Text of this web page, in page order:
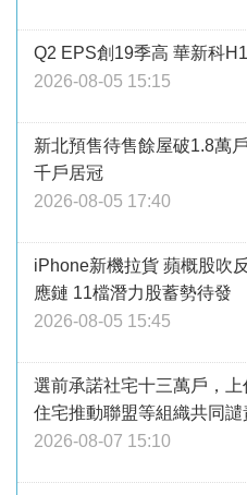
Q2 EPS創19季高 華新科
2026-08-05 15:15
新北預售待售餘屋破1.8萬
千戶居冠
2026-08-05 17:40
iPhone新機拉貨 蘋概股吹
應鏈 11檔潛力股蓄勢待發
2026-08-05 15:45
選前承諾社宅十三萬戶，
住宅推動聯盟等組織共同
2026-08-07 15:10